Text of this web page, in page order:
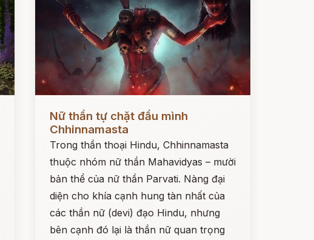
Nữ thần tự chặt đầu mình
Chhinnamasta
Trong thần thoại Hindu, Chhinnamasta
thuộc nhóm nữ thần Mahavidyas – mười
bản thể của nữ thần Parvati. Nàng đại
diện cho khía cạnh hung tàn nhất của
các thần nữ (devi) đạo Hindu, nhưng
bên cạnh đó lại là thần nữ quan trọng